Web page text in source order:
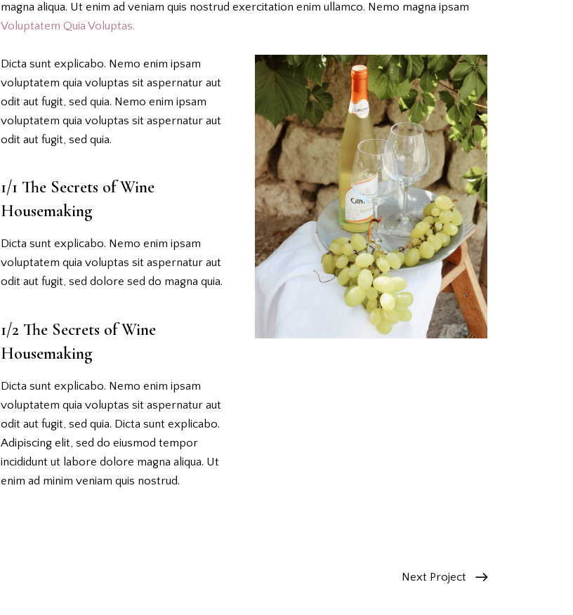
magna aliqua. Ut enim ad veniam quis nostrud exercitation enim ullamco. Nemo magna ipsam
Voluptatem Quia Voluptas.
Dicta sunt explicabo. Nemo enim ipsam
voluptatem quia voluptas sit aspernatur aut
odit aut fugit, sed quia. Nemo enim ipsam
voluptatem quia voluptas sit aspernatur aut
odit aut fugit, sed quia.
1/1 The Secrets of Wine
Housemaking
Dicta sunt explicabo. Nemo enim ipsam
voluptatem quia voluptas sit aspernatur aut
odit aut fugit, sed dolore sed do magna quia.
1/2 The Secrets of Wine
Housemaking
Dicta sunt explicabo. Nemo enim ipsam
voluptatem quia voluptas sit aspernatur aut
odit aut fugit, sed quia. Dicta sunt explicabo.
Adipiscing elit, sed do eiusmod tempor
incididunt ut labore dolore magna aliqua. Ut
enim ad minim veniam quis nostrud.
Next Project